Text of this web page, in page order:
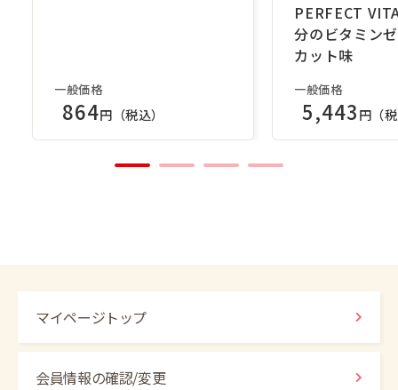
マイページトップ
会員情報の確認/変更
一般価格
864円（税込）
PERFECT
分のビタミン
カット味
一般価格
5,443 円（